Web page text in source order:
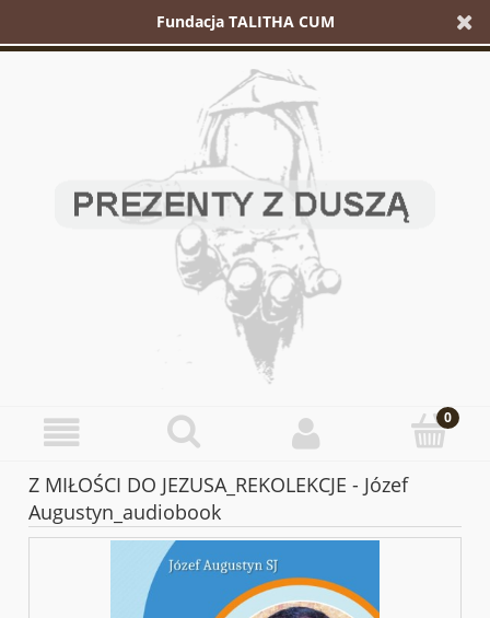
Fundacja TALITHA CUM
Z MIŁOŚCI DO JEZUSA_REKOLEKCJE - Józef
Augustyn_audiobook